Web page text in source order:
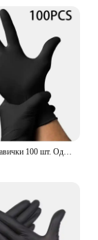
Нітрилові рукавички 100 шт. Одноразові чорні рукавички для домашнього використання Рукавички для чищення без латексу без пудри Перукарські інструменти для татуювання